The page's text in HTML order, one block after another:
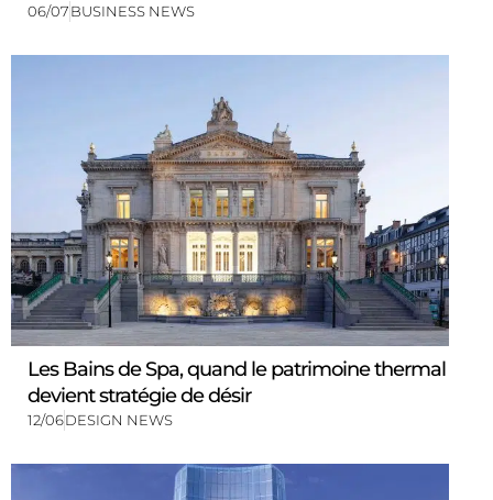
06/07BUSINESS NEWS
Les Bains de Spa, quand le patrimoine thermal
devient stratégie de désir
12/06DESIGN NEWS